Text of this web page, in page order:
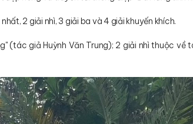
2 giải nhì, 3 giải ba và 4 giải khuyến khích.
(tác giả Huỳnh Văn Trung); 2 giải nhì thuộc về